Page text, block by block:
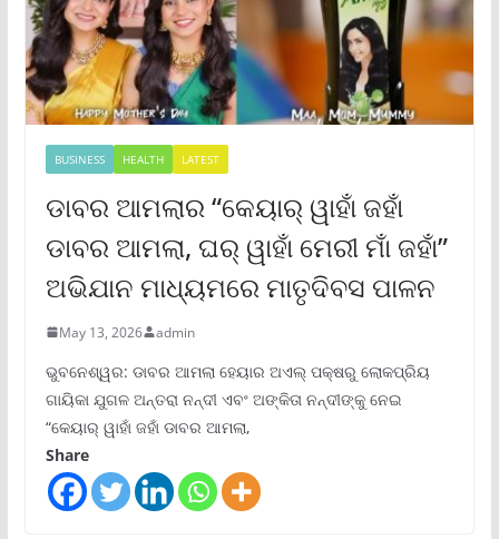
BUSINESS HEALTH LATEST
ଡାବର ଆମଲାର “କେୟାର୍ ୱାହାଁ ଜହାଁ
ଡାବର ଆମଲା, ଘର୍ ୱାହାଁ ମେରୀ ମାଁ ଜହାଁ”
ଅଭିଯାନ ମାଧ୍ୟମରେ ମାତୃଦିବସ ପାଳନ
May 13, 2026 admin
ଭୁବନେଶ୍ୱର: ଡାବର ଆମଲା ହେୟାର ଅଏଲ୍ ପକ୍ଷରୁ ଲୋକପ୍ରିୟ
ଗାୟିକା ଯୁଗଳ ଅନ୍ତରା ନନ୍ଦୀ ଏବଂ ଅଙ୍କିତା ନନ୍ଦୀଙ୍କୁ ନେଇ
“କେୟାର୍ ୱାହାଁ ଜହାଁ ଡାବର ଆମଲା,
Share